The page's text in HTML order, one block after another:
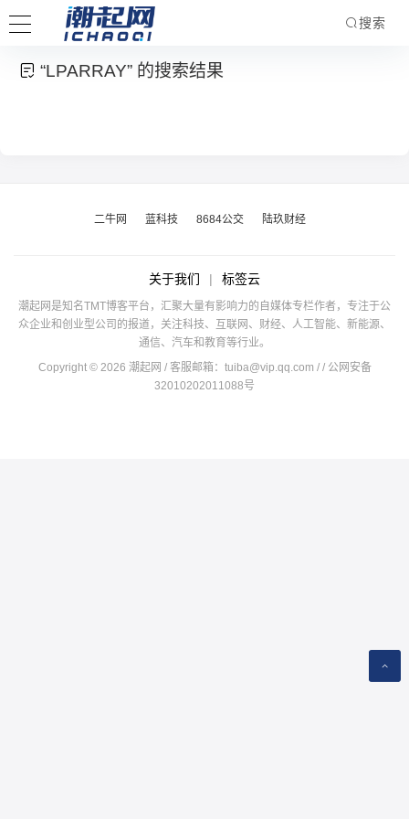
搜索
“LPARRAY” 的搜索结果
二牛网 蓝科技 8684公交 陆玖财经
关于我们 | 标签云
潮起网是知名TMT博客平台，汇聚大量有影响力的自媒体专栏作者，专注于公
众企业和创业型公司的报道，关注科技、互联网、财经、人工智能、新能源、
通信、汽车和教育等行业。
Copyright © 2026 潮起网 / 客服邮箱： tuiba@vip.qq.com / / 公网安备
32010202011088号